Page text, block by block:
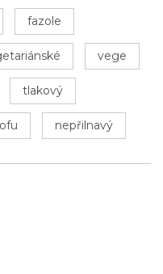
fazole
vege
tlakový
nepřilnavý